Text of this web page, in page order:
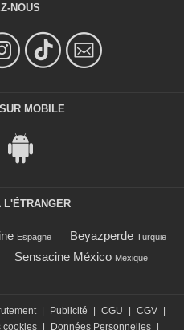
NOUS
MOBILE
L'ÉTRANGER
Espagne Beyazperde Turquie
Sensacine México Mexique
Publicité CGU CGV
cookies Données Personnelles